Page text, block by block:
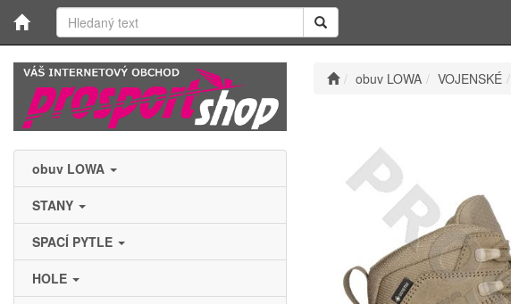
obuv LOWA
STANY
SPACÍ PYTLE
HOLE
obuv LOWA VOJENSKÉ